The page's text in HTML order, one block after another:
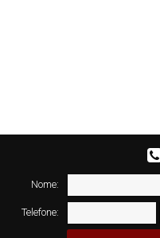
Nome:
Telefone: